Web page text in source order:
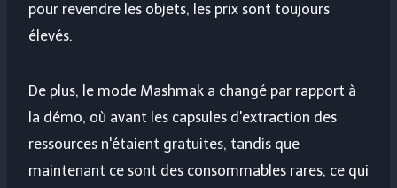
pour revendre les objets, les prix sont toujours
élevés.
De plus, le mode Mashmak a changé par rapport à
la démo, où avant les capsules d'extraction des
ressources n'étaient gratuites, tandis que
maintenant ce sont des consommables rares, ce qui